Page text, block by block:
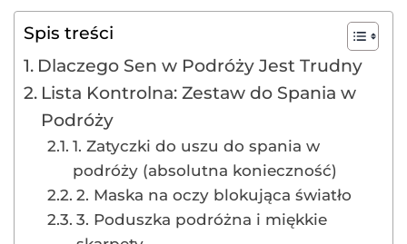
Spis treści
Dlaczego Sen w Podróży Jest Trudny
Lista Kontrolna: Zestaw do Spania w
Podróży
1. Zatyczki do uszu do spania w
podróży (absolutna konieczność)
2. Maska na oczy blokująca światło
3. Poduszka podróżna i miękkie